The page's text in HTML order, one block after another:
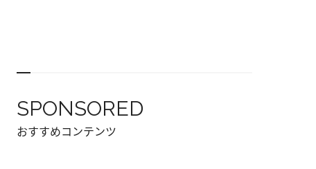
SPONSORED
おすすめコンテンツ